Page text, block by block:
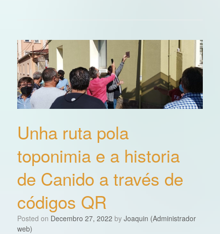
Unha ruta pola
toponimia e a historia
de Canido a través de
códigos QR
Posted on Decembro 27, 2022 by Joaquin (Administrador
web)